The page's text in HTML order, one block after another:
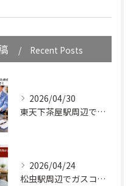
Recent Posts
2026/04/30
東天下茶屋駅周辺でガスコンロを設置するための知識を解説・費用から業者の選び方まで！
2026/04/24
松虫駅周辺でガスコンロの設置工事をご検討中の方向けガイド｜基礎知識から解説！